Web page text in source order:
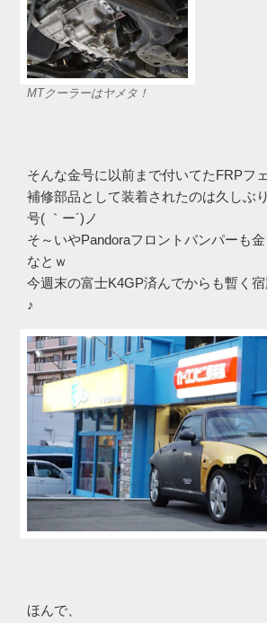
MTクーラーはヤメタ！
そんな金号に以前まで付いてたFRPフ
補修部品として装着されたのは久しぶ
号( ｀ー´)ノ
そ～いやPandoraフロントバンパーも
なとｗ
今週末の富士K4GP済んでからも暫く
♪
ほんで、